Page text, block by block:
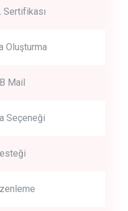
trial no credit card
Oluşturma
Mail
Seçeneği